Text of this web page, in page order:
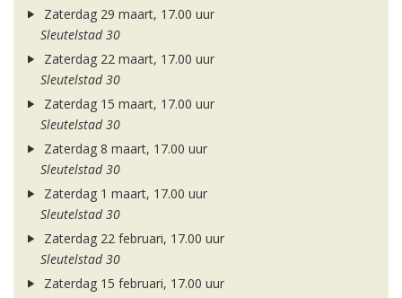
Zaterdag 29 maart, 17.00 uur
Sleutelstad 30
Zaterdag 22 maart, 17.00 uur
Sleutelstad 30
Zaterdag 15 maart, 17.00 uur
Sleutelstad 30
Zaterdag 8 maart, 17.00 uur
Sleutelstad 30
Zaterdag 1 maart, 17.00 uur
Sleutelstad 30
Zaterdag 22 februari, 17.00 uur
Sleutelstad 30
Zaterdag 15 februari, 17.00 uur